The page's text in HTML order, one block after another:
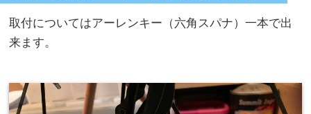
取付についてはアーレンキー（六角スパナ）一本で出
来ます。